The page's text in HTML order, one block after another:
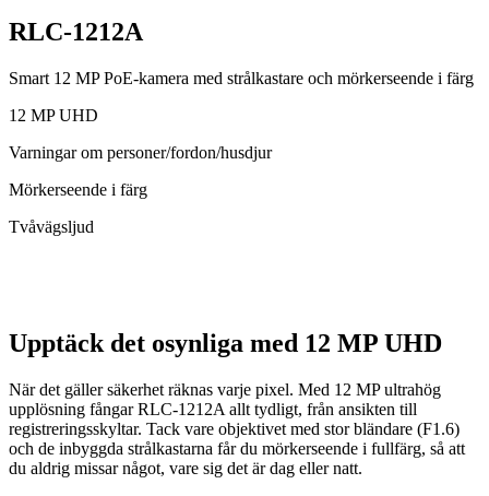
RLC-1212A
Smart 12 MP PoE-kamera med strålkastare och mörkerseende i färg
12 MP UHD
Varningar om personer/fordon/husdjur
Mörkerseende i färg
Tvåvägsljud
Upptäck det osynliga med 12 MP UHD
När det gäller säkerhet räknas varje pixel. Med 12 MP ultrahög
upplösning fångar RLC-1212A allt tydligt, från ansikten till
registreringsskyltar. Tack vare objektivet med stor bländare (F1.6)
och de inbyggda strålkastarna får du mörkerseende i fullfärg, så att
du aldrig missar något, vare sig det är dag eller natt.